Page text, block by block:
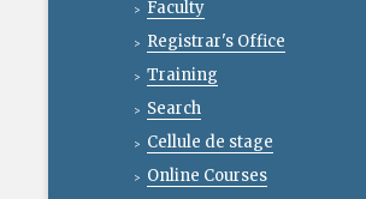
Faculty
Registrar's Office
Training
Search
Cellule de stage
Online Courses